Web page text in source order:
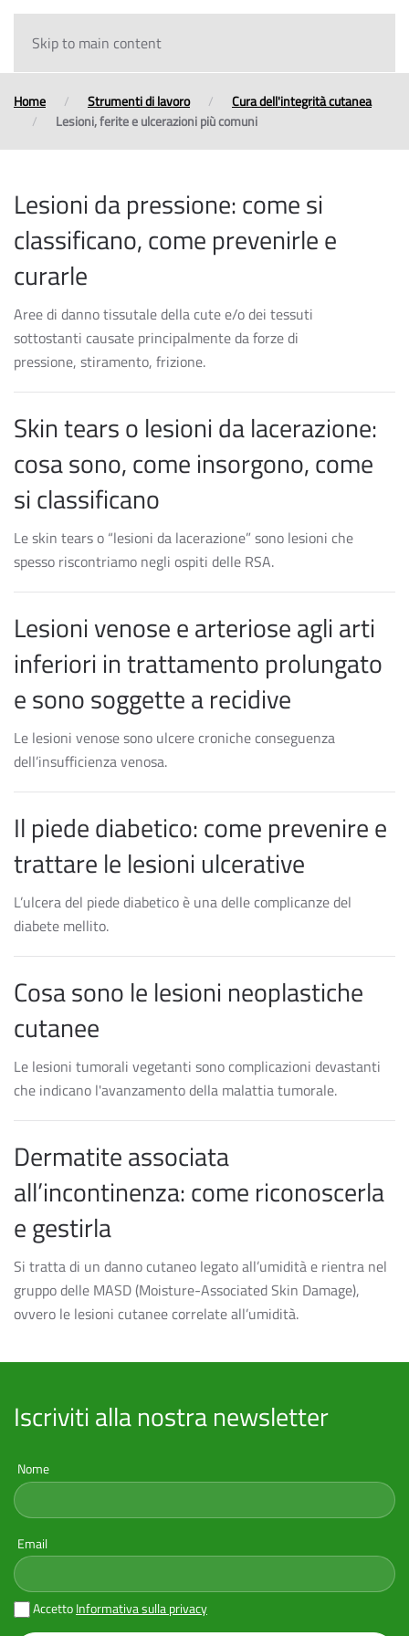
Skip to main content
Home Strumenti di lavoro
Cura dell'integrità cutanea
Lesioni, ferite e ulcerazioni più comuni
Lesioni da pressione: come si
classificano, come prevenirle e
curarle
Aree di danno tissutale della cute e/o dei tessuti
sottostanti causate principalmente da forze di
pressione, stiramento, frizione.
Skin tears o lesioni da lacerazione:
cosa sono, come insorgono, come
si classificano
Le skin tears o “lesioni da lacerazione” sono lesioni che
spesso riscontriamo negli ospiti delle RSA.
Lesioni venose e arteriose agli arti
inferiori in trattamento prolungato
e sono soggette a recidive
Le lesioni venose sono ulcere croniche conseguenza
dell’insufficienza venosa.
Il piede diabetico: come prevenire e
trattare le lesioni ulcerative
L’ulcera del piede diabetico è una delle complicanze del
diabete mellito.
Cosa sono le lesioni neoplastiche
cutanee
Le lesioni tumorali vegetanti sono complicazioni devastanti
che indicano l'avanzamento della malattia tumorale.
Dermatite associata
all’incontinenza: come riconoscerla
e gestirla
Si tratta di un danno cutaneo legato all’umidità e rientra nel
gruppo delle MASD (Moisture-Associated Skin Damage),
ovvero le lesioni cutanee correlate all’umidità.
Iscriviti alla nostra newsletter
Nome
Email
AccettoInformativa sulla privacy